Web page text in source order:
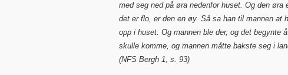
med seg ned på øra nedenfor huset. Og den
det er flo, er den en øy. Så sa han til mannen
opp i huset. Og mannen ble der, og det begynte
skulle komme, og mannen måtte bakste seg i
(NFS Bergh 1, s. 93)